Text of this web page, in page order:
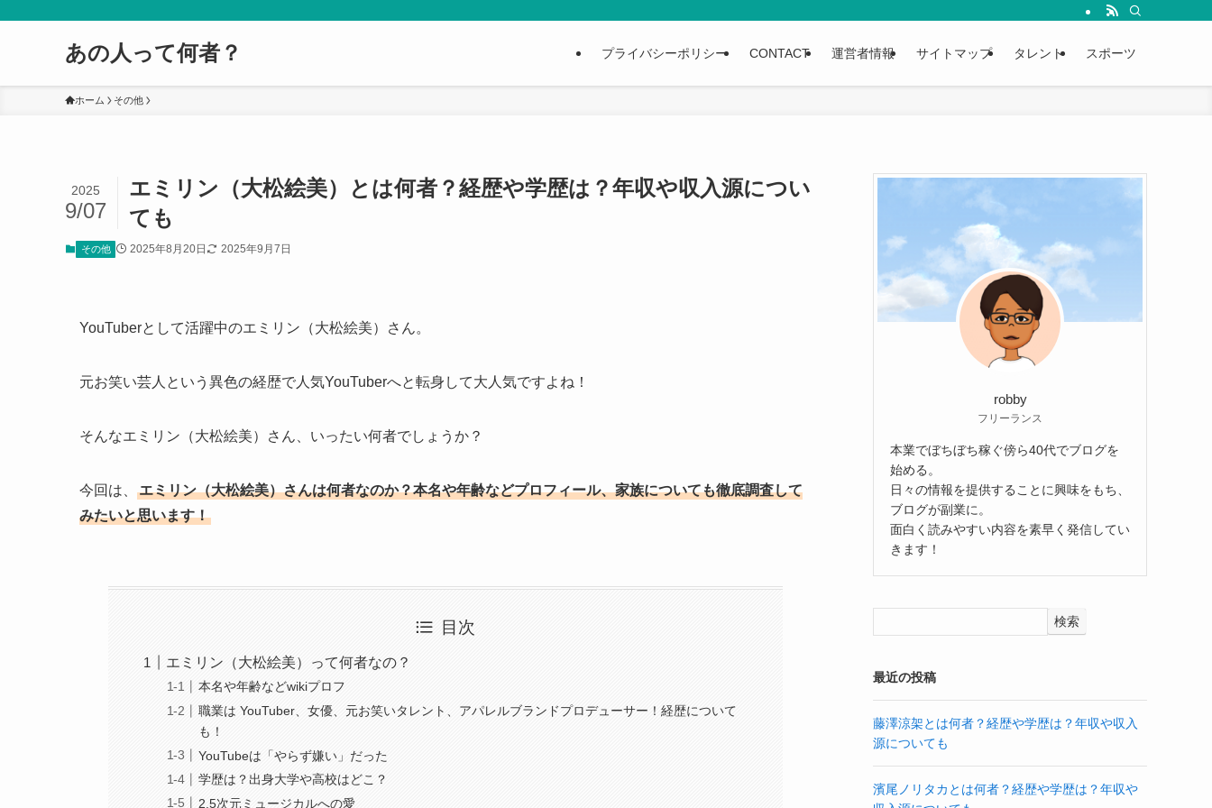
あの人って何者？ プライバシーポリシー CONTACT 運営者情報 サイトマップ タレント スポーツ
ホーム その他
エミリン（大松絵美）とは何者？経歴や学歴は？年収や収入源につい
ても
2025
9/07
その他 2025年8月20日 2025年9月7日
YouTuberとして活躍中のエミリン（大松絵美）さん。
元お笑い芸人という異色の経歴で人気YouTuberへと転身して大人気ですよね！
そんなエミリン（大松絵美）さん、いったい何者でしょうか？
今回は、
エミリン（大松絵美）さんは何者なのか？本名や年齢などプロフィール、家族についても徹底調査して
みたいと思います！
目次
エミリン（大松絵美）って何者なの？
本名や年齢などwikiプロフ
職業は YouTuber、女優、元お笑いタレント、アパレルブランドプロデューサー！経歴について
も！
YouTubeは「やらず嫌い」だった
学歴は？出身大学や高校はどこ？
2.5次元ミュージカルへの愛
robby
フリーランス
本業でぼちぼち稼ぐ傍ら40代でブログを
始める。
日々の情報を提供することに興味をもち、
ブログが副業に。
面白く読みやすい内容を素早く発信してい
きます！
検索
最近の投稿
藤澤涼架とは何者？経歴や学歴は？年収や収入
源についても
濱尾ノリタカとは何者？経歴や学歴は？年収や